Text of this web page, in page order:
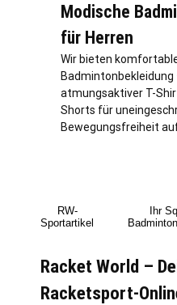
Modische
für Herren
Wir bieten
Badmintonbekleidung
atmungsaktiver T-
Shorts für
Bewegungsfreiheit
RW-
Sportartikel
Ihr
Racket World –
Racketsport-